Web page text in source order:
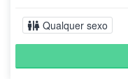
Qualquer sexo